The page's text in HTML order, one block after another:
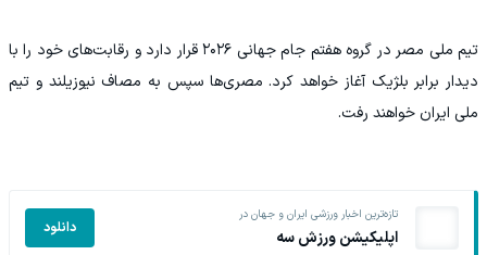
تیم ملی مصر در گروه هفتم جام جهانی ۲۰۲۶ قرار دارد و رقابت‌های خود را با
دیدار برابر بلژیک آغاز خواهد کرد. مصری‌ها سپس به مصاف نیوزیلند و تیم
ملی ایران خواهند رفت.
تازه‌ترین اخبار ورزشی ایران و جهان در
اپلیکیشن ورزش سه دانلود